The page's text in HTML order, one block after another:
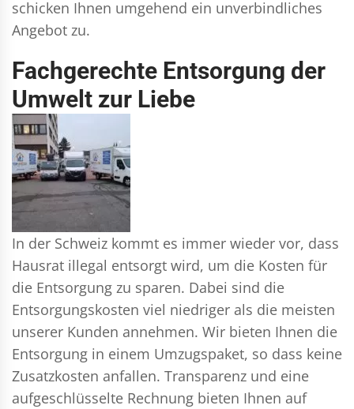
schicken Ihnen umgehend ein unverbindliches
Angebot zu.
Fachgerechte Entsorgung der
Umwelt zur Liebe
In der Schweiz kommt es immer wieder vor, dass
Hausrat illegal entsorgt wird, um die Kosten für
die Entsorgung zu sparen. Dabei sind die
Entsorgungskosten viel niedriger als die meisten
unserer Kunden annehmen. Wir bieten Ihnen die
Entsorgung in einem Umzugspaket, so dass keine
Zusatzkosten anfallen. Transparenz und eine
aufgeschlüsselte Rechnung bieten Ihnen auf